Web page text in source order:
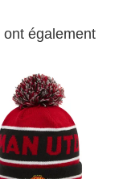
également